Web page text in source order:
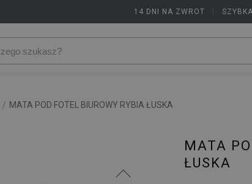
14 DNI NA ZWROT
/ MATA POD FOTEL BIUROWY RYBIA ŁUSKA
MATA
ŁUSKA